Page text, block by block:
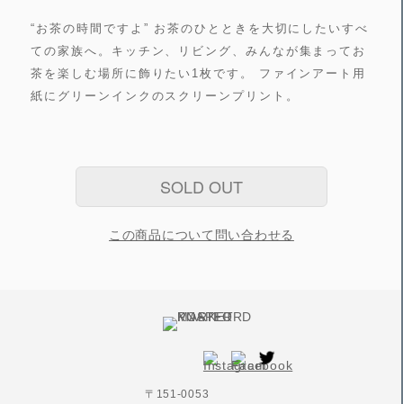
“お茶の時間ですよ” お茶のひとときを大切にしたいすべ
ての家族へ。キッチン、リビング、みんなが集まってお
茶を楽しむ場所に飾りたい1枚です。 ファインアート用
紙にグリーンインクのスクリーンプリント。
SOLD OUT
この商品について問い合わせる
〒151-0053